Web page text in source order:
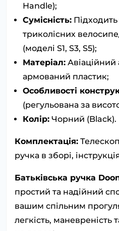
Handle);
Сумісність:
триколісних
(моделі S1, S3, S5);
Матеріал: Авіаційний
армований пластик;
Особливості
(регульована за
Колір: Чорний (Black).
Комплектація:
ручка в зборі,
Батьківська ручка
простий та надійний
вашим спільним
легкість, маневреність